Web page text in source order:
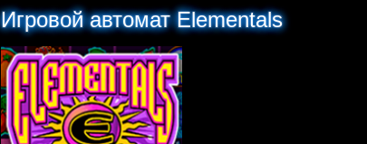
Игровой автомат Elementals